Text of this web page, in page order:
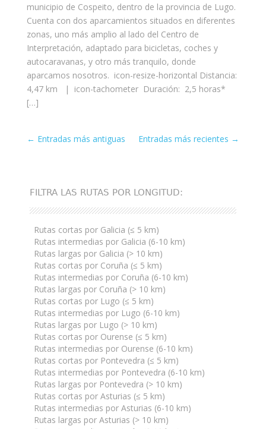
municipio de Cospeito, dentro de la provincia de Lugo.
Cuenta con dos aparcamientos situados en diferentes
zonas, uno más amplio al lado del Centro de
Interpretación, adaptado para bicicletas, coches y
autocaravanas, y otro más tranquilo, donde
aparcamos nosotros. icon-resize-horizontal Distancia:
4,47 km | icon-tachometer Duración: 2,5 horas*
[…]
Entrada
navegación
← Entradas más antiguas Entradas más recientes →
FILTRA LAS RUTAS POR LONGITUD:
Rutas cortas por Galicia (≤ 5 km)
Rutas intermedias por Galicia (6-10 km)
Rutas largas por Galicia (> 10 km)
Rutas cortas por Coruña (≤ 5 km)
Rutas intermedias por Coruña (6-10 km)
Rutas largas por Coruña (> 10 km)
Rutas cortas por Lugo (≤ 5 km)
Rutas intermedias por Lugo (6-10 km)
Rutas largas por Lugo (> 10 km)
Rutas cortas por Ourense (≤ 5 km)
Rutas intermedias por Ourense (6-10 km)
Rutas cortas por Pontevedra (≤ 5 km)
Rutas intermedias por Pontevedra (6-10 km)
Rutas largas por Pontevedra (> 10 km)
Rutas cortas por Asturias (≤ 5 km)
Rutas intermedias por Asturias (6-10 km)
Rutas largas por Asturias (> 10 km)